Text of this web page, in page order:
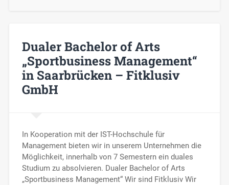
Dualer Bachelor of Arts
„Sportbusiness Management“
in Saarbrücken – Fitklusiv
GmbH
In Kooperation mit der IST-Hochschule für
Management bieten wir in unserem Unternehmen die
Möglichkeit, innerhalb von 7 Semestern ein duales
Studium zu absolvieren. Dualer Bachelor of Arts
„Sportbusiness Management“ Wir sind Fitklusiv Wir